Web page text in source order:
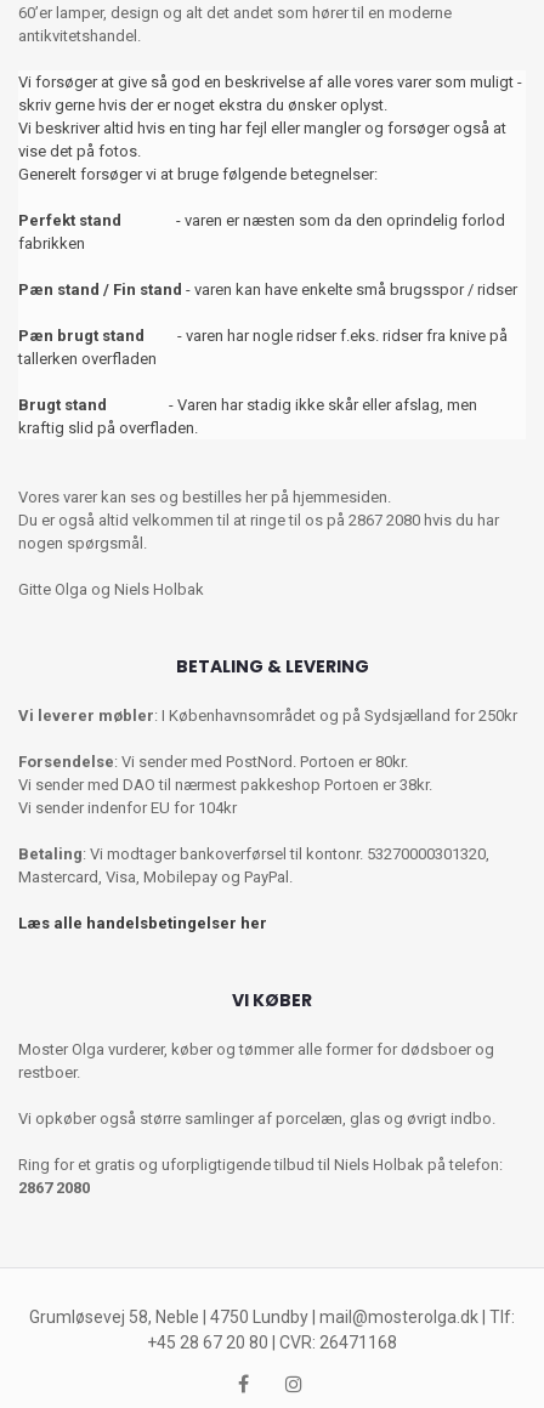
60’er lamper, design og alt det andet som hører til en moderne
antikvitetshandel.
Vi forsøger at give så god en beskrivelse af alle vores varer som muligt -
skriv gerne hvis der er noget ekstra du ønsker oplyst.
Vi beskriver altid hvis en ting har fejl eller mangler og forsøger også at
vise det på fotos.
Generelt forsøger vi at bruge følgende betegnelser:
Perfekt stand - varen er næsten som da den oprindelig forlod
fabrikken
Pæn stand / Fin stand - varen kan have enkelte små brugsspor / ridser
Pæn brugt stand
- varen har nogle ridser f.eks. ridser fra knive på
tallerken overfladen
Brugt stand
- Varen har stadig ikke skår eller afslag, men
kraftig slid på overfladen.
Vores varer kan ses og bestilles her på hjemmesiden.
Du er også altid velkommen til at ringe til os på 2867 2080 hvis du har
nogen spørgsmål.
Gitte Olga og Niels Holbak
BETALING & LEVERING
Vi leverer møbler: I Københavnsområdet og på Sydsjælland for 250kr
Forsendelse: Vi sender med PostNord. Portoen er 80kr.
Vi sender med DAO til nærmest pakkeshop Portoen er 38kr.
Vi sender indenfor EU for 104kr
Betaling: Vi modtager bankoverførsel til kontonr. 53270000301320,
Mastercard, Visa, Mobilepay og PayPal.
Læs alle handelsbetingelser her
VI KØBER
Moster Olga vurderer, køber og tømmer alle former for dødsboer og
restboer.
Vi opkøber også større samlinger af porcelæn, glas og øvrigt indbo.
Ring for et gratis og uforpligtigende tilbud til Niels Holbak på telefon:
2867 2080
Grumløsevej 58, Neble | 4750 Lundby | mail@mosterolga.dk | Tlf:
+45 28 67 20 80 | CVR: 26471168